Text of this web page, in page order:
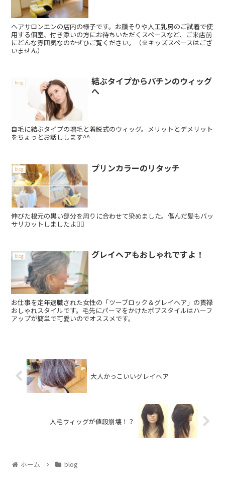
ヘアサロンエンの店内の様子です。お顔そりや人工乳房のご試着で使
用する個室、付き添いの方にお待ちいただくスペースなど、ご来店前
にどんな雰囲気なのかぜひご覧ください。（※キッズスペースはござ
いません）
blog
結ぶタイプからパチンのウィッグ
へ
自毛に結ぶタイプの増毛と着脱式のウィッグ。メリットとデメリット
をちょっとお話しします^^
blog プリンカラーのリタッチ
伸びた根元の黒い部分を周りに合わせて染めました。傷んだ髪もバッ
サリカットしましたよ💇‍♀️
blog グレイヘアもおしゃれですよ！
お仕事を定年退職された女性の「ツーブロック＆グレイヘア」の貫禄
おしゃれスタイルです。毛先にパーマをかけたボブスタイルはハーフ
アップが簡単で可愛いのでオススメです。
大人かっこいいグレイヘア
人毛ウィッグが値段崩壊！？
ホーム blog